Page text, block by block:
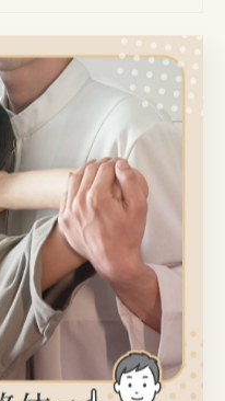
ラー病に気をつけて！
岐阜ヒカリノ接骨院の
暑い日が続きます
時期に気をつけたいの
外だけでなく、室内
せん。「暑いからクー
なし」…